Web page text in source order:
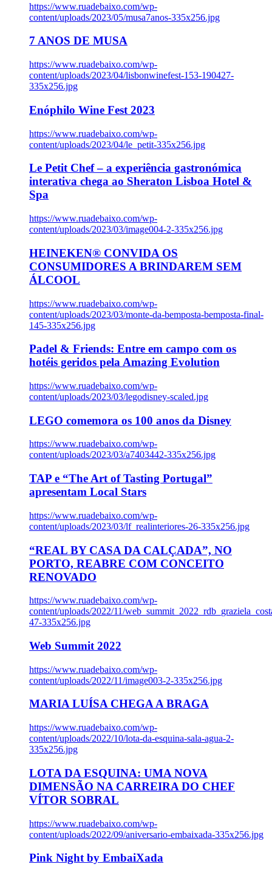
https://www.ruadebaixo.com/wp-
content/uploads/2023/05/musa7anos-335x256.jpg
7 ANOS DE MUSA
https://www.ruadebaixo.com/wp-
content/uploads/2023/04/lisbonwinefest-153-190427-
335x256.jpg
Enóphilo Wine Fest 2023
https://www.ruadebaixo.com/wp-
content/uploads/2023/04/le_petit-335x256.jpg
Le Petit Chef – a experiência gastronómica
interativa chega ao Sheraton Lisboa Hotel &
Spa
https://www.ruadebaixo.com/wp-
content/uploads/2023/03/image004-2-335x256.jpg
HEINEKEN® CONVIDA OS
CONSUMIDORES A BRINDAREM SEM
ÁLCOOL
https://www.ruadebaixo.com/wp-
content/uploads/2023/03/monte-da-bemposta-bemposta-final-
145-335x256.jpg
Padel & Friends: Entre em campo com os
hotéis geridos pela Amazing Evolution
https://www.ruadebaixo.com/wp-
content/uploads/2023/03/legodisney-scaled.jpg
LEGO comemora os 100 anos da Disney
https://www.ruadebaixo.com/wp-
content/uploads/2023/03/a7403442-335x256.jpg
TAP e “The Art of Tasting Portugal”
apresentam Local Stars
https://www.ruadebaixo.com/wp-
content/uploads/2023/03/lf_realinteriores-26-335x256.jpg
“REAL BY CASA DA CALÇADA”, NO
PORTO, REABRE COM CONCEITO
RENOVADO
https://www.ruadebaixo.com/wp-
content/uploads/2022/11/
47-335x256.jpg
Web Summit 2022
https://www.ruadebaixo.com/wp-
content/uploads/2022/11/image003-2-335x256.jpg
MARIA LUÍSA CHEGA A BRAGA
https://www.ruadebaixo.com/wp-
content/uploads/2022/10/lota-da-esquina-sala-agua-2-
335x256.jpg
LOTA DA ESQUINA: UMA NOVA
DIMENSÃO NA CARREIRA DO CHEF
VÍTOR SOBRAL
https://www.ruadebaixo.com/wp-
content/uploads/2022/09/aniversario-embaixada-335x256.jpg
Pink Night by EmbaiXada